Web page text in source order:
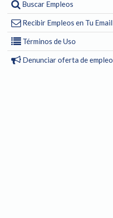
Buscar Empleos
Recibir Empleos en Tu Email
Términos de Uso
Denunciar oferta de empleo